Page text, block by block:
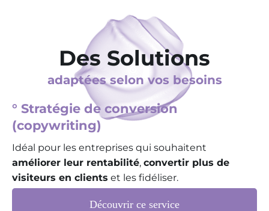
Des Solutions
adaptées selon vos besoins
° Stratégie de conversion
(copywriting)
Idéal pour les entreprises qui souhaitent
améliorer leur rentabilité, convertir plus de
visiteurs en clients et les fidéliser.
Découvrir ce service